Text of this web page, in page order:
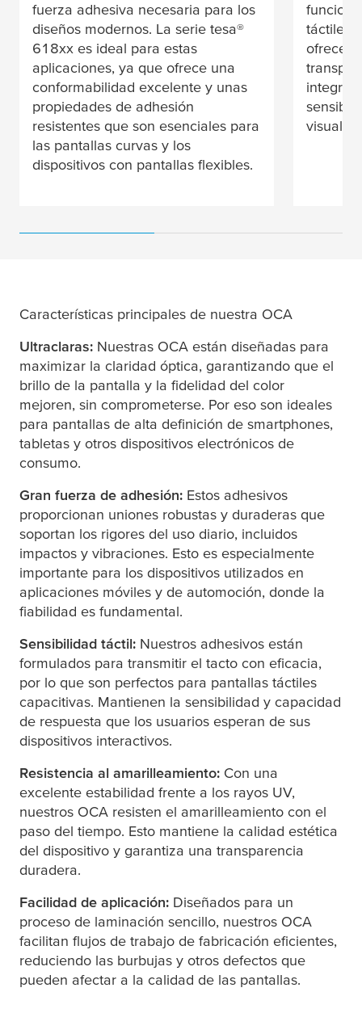
fuerza adhesiva necesaria para los
diseños modernos. La serie tesa®
618xx es ideal para estas
aplicaciones, ya que ofrece una
conformabilidad excelente y unas
propiedades de adhesión
resistentes que son esenciales para
las pantallas curvas y los
dispositivos con pantallas flexibles.
táctiles.
ofrece
visual.
Características principales de nuestra OCA
Ultraclaras: Nuestras OCA están diseñadas para
maximizar la claridad óptica, garantizando que el
brillo de la pantalla y la fidelidad del color
mejoren, sin comprometerse. Por eso son ideales
para pantallas de alta definición de smartphones,
tabletas y otros dispositivos electrónicos de
consumo.
Gran fuerza de adhesión: Estos adhesivos
proporcionan uniones robustas y duraderas que
soportan los rigores del uso diario, incluidos
impactos y vibraciones. Esto es especialmente
importante para los dispositivos utilizados en
aplicaciones móviles y de automoción, donde la
fiabilidad es fundamental.
Sensibilidad táctil: Nuestros adhesivos están
formulados para transmitir el tacto con eficacia,
por lo que son perfectos para pantallas táctiles
capacitivas. Mantienen la sensibilidad y capacidad
de respuesta que los usuarios esperan de sus
dispositivos interactivos.
Resistencia al amarilleamiento: Con una
excelente estabilidad frente a los rayos UV,
nuestros OCA resisten el amarilleamiento con el
paso del tiempo. Esto mantiene la calidad estética
del dispositivo y garantiza una transparencia
duradera.
Facilidad de aplicación: Diseñados para un
proceso de laminación sencillo, nuestros OCA
facilitan flujos de trabajo de fabricación eficientes,
reduciendo las burbujas y otros defectos que
pueden afectar a la calidad de las pantallas.